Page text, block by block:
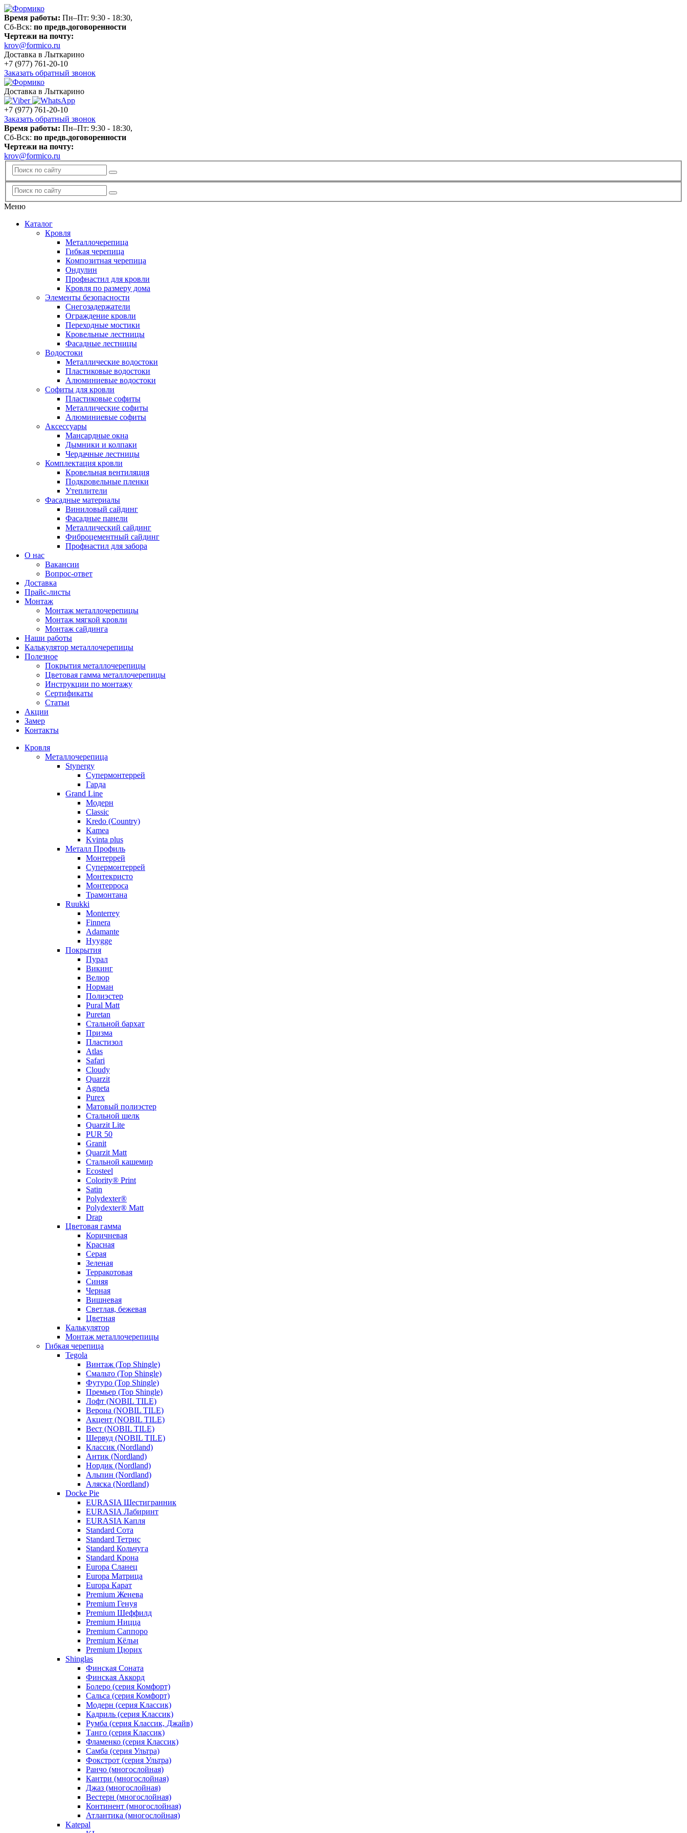
Время работы: Пн–Пт: 9:30 - 18:30,
Сб-Вск: по предв.договоренности
Чертежи на почту:
krov@formico.ru
Доставка в Лыткарино
+7 (977) 761-20-10
Заказать обратный звонок
Доставка в Лыткарино
+7 (977) 761-20-10
Заказать обратный звонок
Время работы: Пн–Пт: 9:30 - 18:30,
Сб-Вск: по предв.договоренности
Чертежи на почту:
krov@formico.ru
Меню
Каталог
Кровля
Металлочерепица
Гибкая черепица
Композитная черепица
Ондулин
Профнастил для кровли
Кровля по размеру дома
Элементы безопасности
Снегозадержатели
Ограждение кровли
Переходные мостики
Кровельные лестницы
Фасадные лестницы
Водостоки
Металлические водостоки
Пластиковые водостоки
Алюминиевые водостоки
Софиты для кровли
Пластиковые софиты
Металлические софиты
Алюминиевые софиты
Аксессуары
Мансардные окна
Дымники и колпаки
Чердачные лестницы
Комплектация кровли
Кровельная вентиляция
Подкровельные пленки
Утеплители
Фасадные материалы
Виниловый сайдинг
Фасадные панели
Металлический сайдинг
Фиброцементный сайдинг
Профнастил для забора
О нас
Вакансии
Вопрос-ответ
Доставка
Прайс-листы
Монтаж
Монтаж металлочерепицы
Монтаж мягкой кровли
Монтаж сайдинга
Наши работы
Калькулятор металлочерепицы
Полезное
Покрытия металлочерепицы
Цветовая гамма металлочерепицы
Инструкции по монтажу
Сертификаты
Статьи
Акции
Замер
Контакты
Кровля
Металлочерепица
Stynergy
Супермонтеррей
Гарда
Grand Line
Модерн
Classic
Kredo (Country)
Kamea
Kvinta plus
Металл Профиль
Монтеррей
Супермонтеррей
Монтекристо
Монтерроса
Трамонтана
Ruukki
Monterrey
Finnera
Adamante
Hyygge
Покрытия
Пурал
Викинг
Велюр
Норман
Полиэстер
Pural Matt
Puretan
Стальной бархат
Призма
Пластизол
Atlas
Safari
Cloudy
Quarzit
Agneta
Purex
Матовый полиэстер
Стальной шелк
Quarzit Lite
PUR 50
Granit
Quarzit Matt
Стальной кашемир
Ecosteel
Colority® Print
Satin
Polydexter®
Polydexter® Matt
Drap
Цветовая гамма
Коричневая
Красная
Серая
Зеленая
Терракотовая
Синяя
Черная
Вишневая
Светлая, бежевая
Цветная
Калькулятор
Монтаж металлочерепицы
Гибкая черепица
Tegola
Винтаж (Top Shingle)
Смальто (Top Shingle)
Футуро (Top Shingle)
Премьер (Top Shingle)
Лофт (NOBIL TILE)
Верона (NOBIL TILE)
Акцент (NOBIL TILE)
Вест (NOBIL TILE)
Шервуд (NOBIL TILE)
Классик (Nordland)
Антик (Nordland)
Нордик (Nordland)
Альпин (Nordland)
Аляска (Nordland)
Docke Pie
EURASIA Шестигранник
EURASIA Лабиринт
EURASIA Капля
Standard Сота
Standard Тетрис
Standard Кольчуга
Standard Крона
Europa Сланец
Europa Матрица
Europa Карат
Premium Женева
Premium Генуя
Premium Шеффилд
Premium Ницца
Premium Саппоро
Premium Кёльн
Premium Цюрих
Shinglas
Финская Соната
Финская Аккорд
Болеро (серия Комфорт)
Сальса (серия Комфорт)
Модерн (серия Классик)
Кадриль (серия Классик)
Румба (серия Классик, Джайв)
Танго (серия Классик)
Фламенко (серия Классик)
Самба (серия Ультра)
Фокстрот (серия Ультра)
Ранчо (многослойная)
Кантри (многослойная)
Джаз (многослойная)
Вестерн (многослойная)
Континент (многослойная)
Атлантика (многослойная)
Katepal